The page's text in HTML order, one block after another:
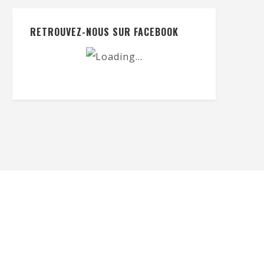
RETROUVEZ-NOUS SUR FACEBOOK